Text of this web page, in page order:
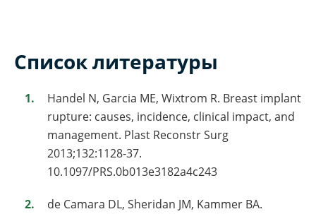
Список литературы
Handel N, Garcia ME, Wixtrom R. Breast implant
rupture: causes, incidence, clinical impact, and
management. Plast Reconstr Surg
2013;132:1128-37.
10.1097/PRS.0b013e3182a4c243
de Camara DL, Sheridan JM, Kammer BA.